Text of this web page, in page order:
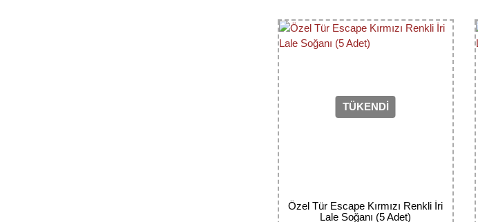
TÜKENDİ
Özel Tür Escape Kırmızı Renkli İri
Lale Soğanı (5 Adet)